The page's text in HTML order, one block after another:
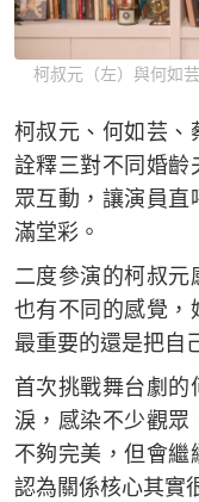
柯叔元（左）與何如
柯叔元、何如芸、
詮釋三對不同婚齡
眾互動，讓演員直
滿堂彩。
二度參演的柯叔元
也有不同的感覺，
最重要的還是把自
首次挑戰舞台劇的
淚，感染不少觀眾
不夠完美，但會繼
認為關係核心其實